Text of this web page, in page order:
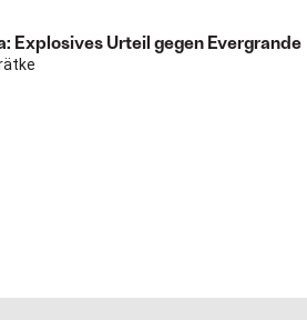
Explosives Urteil gegen Evergrande